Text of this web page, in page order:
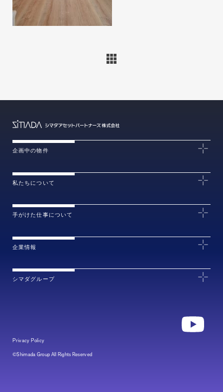
企画中の物件
私たちについて
手がけた仕事について
企業情報
シマダグループ
Privacy Policy
©Shimada Group All Rights Reserved